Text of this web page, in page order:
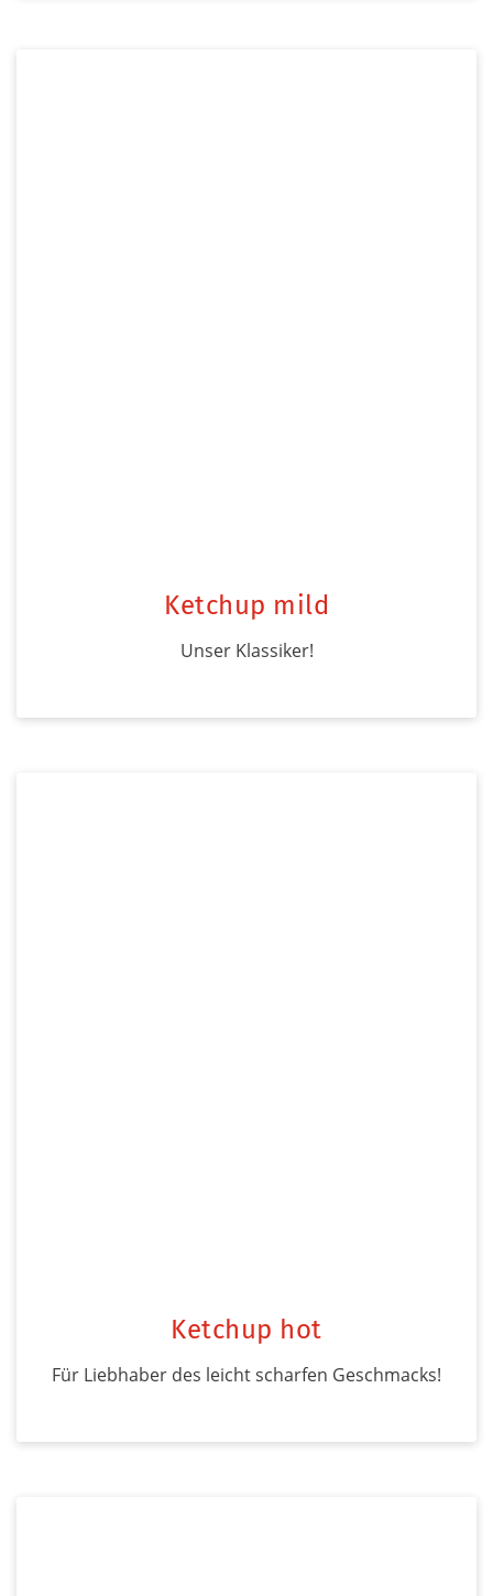
Ketchup mild
Unser Klassiker!
Ketchup hot
Für Liebhaber des leicht scharfen Geschmacks!